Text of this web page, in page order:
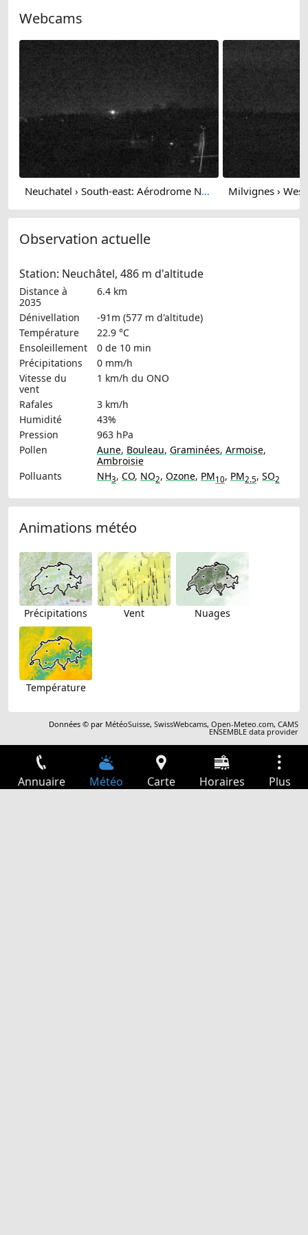
Webcams
Neuchatel › South-east: Aérodrome Neuchâtel
Observation actuelle
Station: Neuchâtel, 486 m d'altitude
Distance à
2035
6.4 km
Dénivellation
-91m (577 m d'altitude)
Température
22.9 °C
Ensoleillement
0 de 10 min
Précipitations
0 mm/h
Vitesse du
vent
1 km/h du ONO
Rafales
3 km/h
Humidité
43%
Pression
963 hPa
Pollen
Aune, Bouleau, Graminées, Armoise,
Ambroisie
Polluants
NH3, CO, NO2, Ozone, PM10, PM2.5, SO2
Animations météo
Précipitations Vent Nuages
Température
Données © par MétéoSuisse,SwissWebcams,Open-Meteo.com,CAMS
ENSEMBLE data provider
Annuaire Météo Carte Horaires Plus